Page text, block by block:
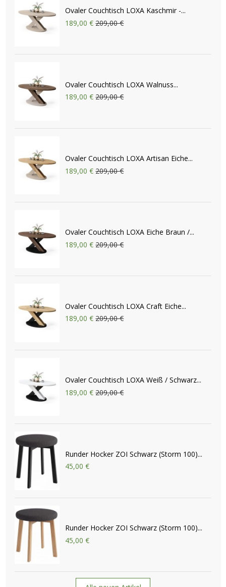
Ovaler Couchtisch LOXA Kaschmir -...
189,00 € 209,00 €
Ovaler Couchtisch LOXA Walnuss...
189,00 € 209,00 €
Ovaler Couchtisch LOXA Artisan Eiche...
189,00 € 209,00 €
Ovaler Couchtisch LOXA Eiche Braun /...
189,00 € 209,00 €
Ovaler Couchtisch LOXA Craft Eiche...
189,00 € 209,00 €
Ovaler Couchtisch LOXA Weiß / Schwarz...
189,00 € 209,00 €
Runder Hocker ZOI Schwarz (Storm 100)...
45,00 €
Runder Hocker ZOI Schwarz (Storm 100)...
45,00 €